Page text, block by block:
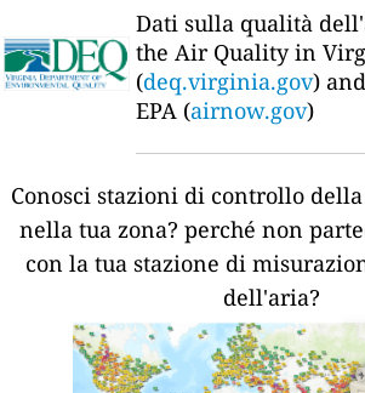
Dati sulla qualità
the Air Quality in
(deq.virginia.gov)
EPA (airnow.gov)
Conosci stazioni di controllo
nella tua zona? perché non
con la tua stazione di
dell'aria?